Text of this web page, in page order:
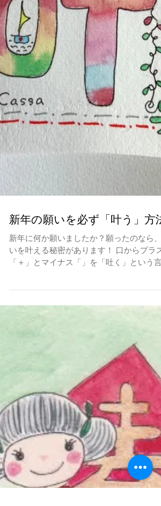
新年の願いを必ず「叶う」方法
新年に何か願いましたか？願ったのなら、
「＋」とマイナス「」を「吐く」という言
になりますが、そこから「−」を無くすと
ず「叶う」になります！(o^^o) 皆様の願い
全て叶うように、お祈りします！ *...